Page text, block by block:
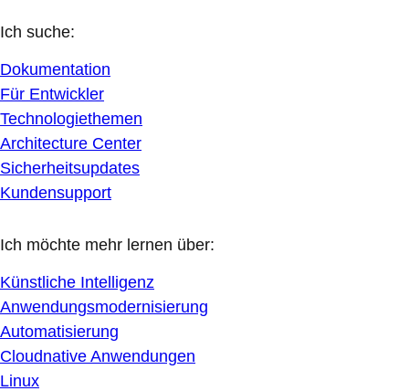
Ich suche:
Dokumentation
Für Entwickler
Technologiethemen
Architecture Center
Sicherheitsupdates
Kundensupport
Ich möchte mehr lernen über:
Künstliche Intelligenz
Anwendungsmodernisierung
Automatisierung
Cloudnative Anwendungen
Linux